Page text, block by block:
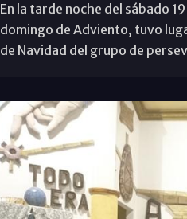
En la tarde noche del sábado
domingo de Adviento, tuvo
de Navidad del grupo de